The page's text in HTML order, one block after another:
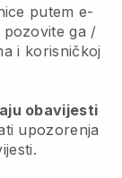
putem e-
pozovite ga /
i korisničkoj
obavijesti
upozorenja